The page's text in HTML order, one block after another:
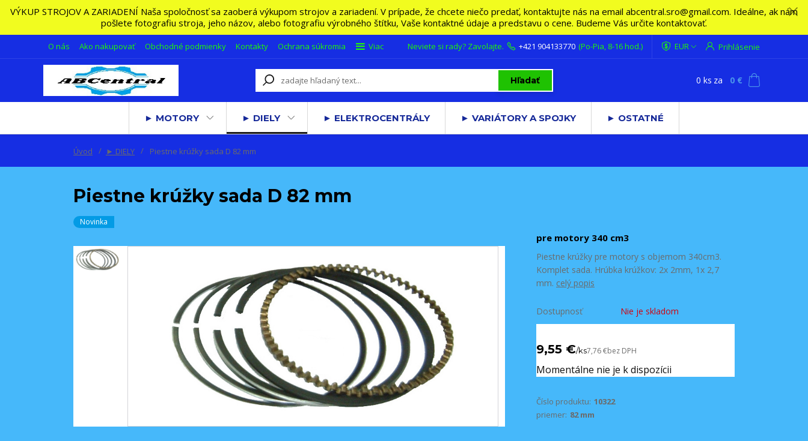
VÝKUP STROJOV A ZARIADENÍ Naša spoločnosť sa zaoberá výkupom strojov a zariadení. V prípade, že chcete niečo predať, kontaktujte nás na email abcentral.sro@gmail.com. Ideálne, ak nám
pošlete fotografiu stroja, jeho názov, alebo fotografiu výrobného štítku, Vaše kontaktné údaje a predstavu o cene. Budeme Vás určite kontaktovať.
O nás Ako nakupovať Obchodné podmienky Kontakty Ochrana súkromia Viac EUR Prihlásenie
Hľadať
Neviete si rady? Zavolajte. +421 904133770 (Po-Pia, 8-16 hod.)
0 ks za 0 €
► MOTORY ► DIELY ► ELEKTROCENTRÁLY ► VARIÁTORY A SPOJKY ► OSTATNÉ
Úvod ► DIELY Piestne krúžky sada D 82 mm
Piestne krúžky sada D 82 mm
Novinka
pre motory 340 cm3
Piestne krúžky pre motory s objemom 340cm3.
Komplet sada. Hrúbka krúžkov: 2x 2mm, 1x 2,7
mm. celý popis
Dostupnosť Nie je skladom
9,55 €/ks7,76 €bez DPH
Momentálne nie je k dispozícii
Číslo produktu: 10322
priemer: 82 mm